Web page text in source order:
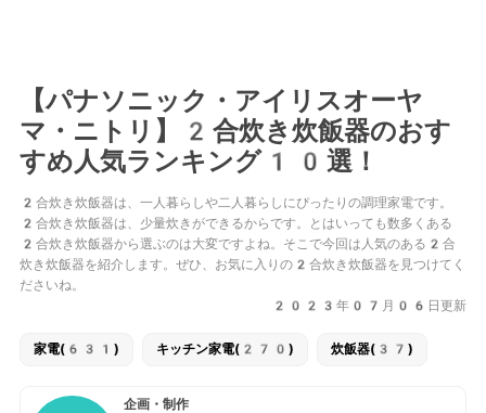
【パナソニック・アイリスオーヤ
マ・ニトリ】2合炊き炊飯器のおす
すめ人気ランキング10選！
2合炊き炊飯器は、一人暮らしや二人暮らしにぴったりの調理家電です。
2合炊き炊飯器は、少量炊きができるからです。とはいっても数多くある
2合炊き炊飯器から選ぶのは大変ですよね。そこで今回は人気のある2合
炊き炊飯器を紹介します。ぜひ、お気に入りの2合炊き炊飯器を見つけてく
ださいね。
2023年07月06日更新
家電(631) キッチン家電(270) 炊飯器(37)
企画・制作